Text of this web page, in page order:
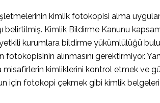
kimlik fotokopisi alma
belirtilmiş. Kimlik Bildirme Kanunu
kurumlara bildirme yükümlülüğü
alınmasını gerektirmiyor.
kimliklerini kontrol etmek ve
için fotokopi çekmek gibi kimlik